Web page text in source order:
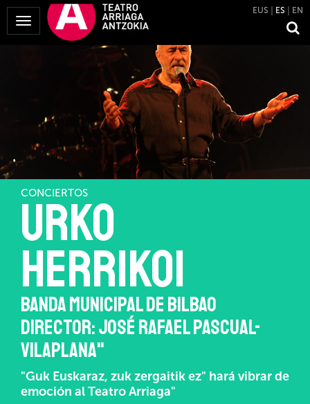
Mostrar
Menú
EUS ES EN
CONCIERTOS
URKO
HERRIKOI
BANDA MUNICIPAL DE BILBAO
DIRECTOR: JOSÉ RAFAEL PASCUAL-
VILAPLANA"
"Guk Euskaraz, zuk zergaitik ez" hará vibrar de
emoción al Teatro Arriaga"